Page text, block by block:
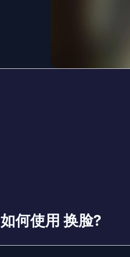
如何使用 换脸?